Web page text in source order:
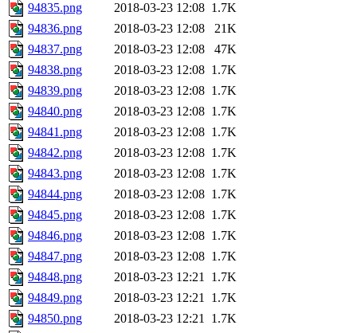
94835.png
2018-03-23 12:08 1.7K
94836.png
2018-03-23 12:08
21K
94837.png
2018-03-23 12:08
47K
94838.png
2018-03-23 12:08 1.7K
94839.png
2018-03-23 12:08 1.7K
94840.png
2018-03-23 12:08 1.7K
94841.png
2018-03-23 12:08 1.7K
94842.png
2018-03-23 12:08 1.7K
94843.png
2018-03-23 12:08 1.7K
94844.png
2018-03-23 12:08 1.7K
94845.png
2018-03-23 12:08 1.7K
94846.png
2018-03-23 12:08 1.7K
94847.png
2018-03-23 12:08 1.7K
94848.png
2018-03-23 12:21 1.7K
94849.png
2018-03-23 12:21 1.7K
94850.png
2018-03-23 12:21 1.7K